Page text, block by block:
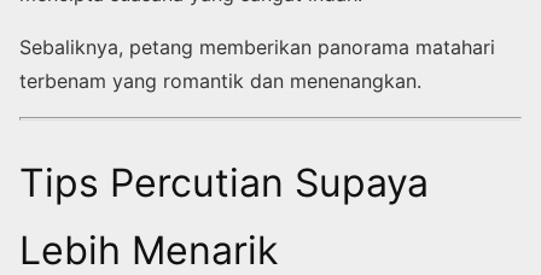
Sebaliknya, petang memberikan panorama matahari
terbenam yang romantik dan menenangkan.
Tips Percutian Supaya
Lebih Menarik